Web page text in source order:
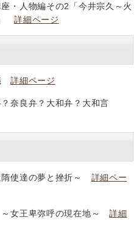
・人物編その2「今井宗久～火
」詳細ページ
詳細ページ
奈良弁？大和弁？大和言
使達の夢と挫折～ 詳細ペー
女王卑弥呼の現在地～ 詳細